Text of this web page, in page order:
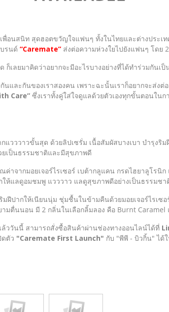
สนิท สุดฮอตขวัญใจแฟนๆ ทั้งในไทยและต่างประเท
รนด์ “Caremate” ส่งต่อความห่วงใยไปยังแฟนๆ โดย
เลยมาคิดว่าอยากจะมีอะไรบางอย่างที่ได้ทำร่วมกันเ
และกันของเราสองคน เพราะฉะนั้นเราก็อยากจะส่ง
Care” ซึ่งเราทั้งคู่ใส่ใจดูแลด้วยตัวเองทุกขั้นตอน
กแวววาวขั้นสุด ด้วยลิปเซรั่ม เนื้อสัมผัสบางเบา บำรุง
ยเป็นธรรมชาติและมีสุขภาพดี
าจากมอยเจอร์ไรเซอร์ เบต้ากลูแคน กรดไฮยาลูโรนิ
ห้แลดูอมชมพู แวววาว แลดูสุขภาพดีอย่างเป็นธรรมชา
ฝีปากให้เนียนนุ่ม ชุ่มชื้นในข้ามคืนด้วยมอยเจอร์ไรเซ
มตื่นนอน มี 2 กลิ่นในเลือกลิ้มลอง คือ Burnt
ววันนี้ สามารถสั่งซื้อสินค้าผ่านช่องทางออนไลน์ได้ที่
ตัว "Caremate First Launch" กับ "พีพี - บิวกิ้น" ได้